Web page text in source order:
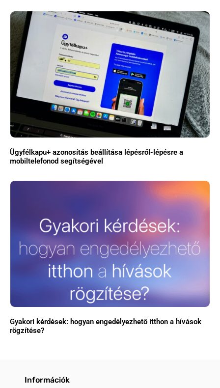
Ügyfélkapu+ azonosítás beállítása lépésről-lépésre a
mobiltelefonod segítségével
Gyakori kérdések: hogyan engedélyezhető itthon a hívások
rögzítése?
Információk